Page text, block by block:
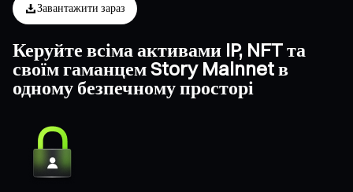
Завантажити зараз
Керуйте всіма активами IP, NFT та
своїм гаманцем Story Mainnet в
одному безпечному просторі